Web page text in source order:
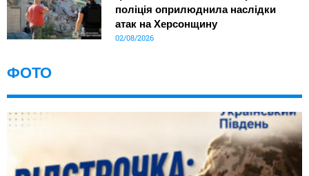
поліція оприлюднила наслідки
атак на Херсонщину
02/08/2026
ФОТО